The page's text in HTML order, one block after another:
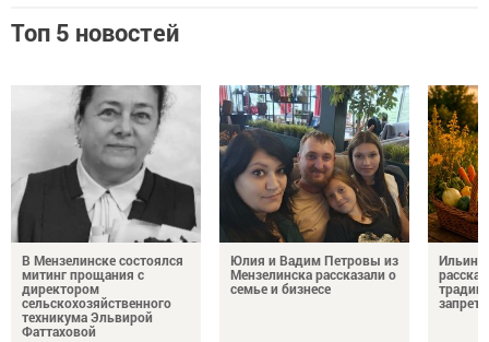
Топ 5 новостей
В Мензелинске состоялся
митинг прощания с
директором
сельскохозяйственного
техникума Эльвирой
Фаттаховой
Юлия и Вадим Петровы из
Мензелинска рассказали о
семье и бизнесе
Ильин